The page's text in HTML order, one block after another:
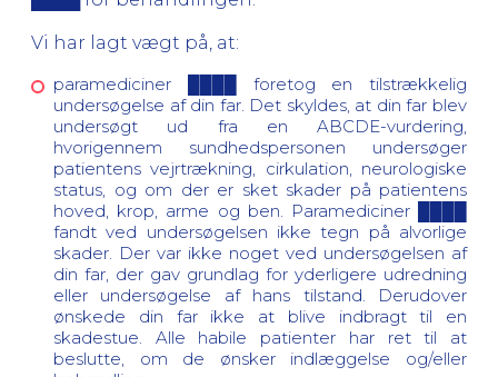
Vi har lagt vægt på, at:
paramediciner ████ foretog en tilstrækkelig
undersøgelse af din far. Det skyldes, at din far blev
undersøgt ud fra en ABCDE-vurdering,
hvorigennem sundhedspersonen undersøger
patientens vejrtrækning, cirkulation, neurologiske
status, og om der er sket skader på patientens
hoved, krop, arme og ben. Paramediciner ████
fandt ved undersøgelsen ikke tegn på alvorlige
skader. Der var ikke noget ved undersøgelsen af
din far, der gav grundlag for yderligere udredning
eller undersøgelse af hans tilstand. Derudover
ønskede din far ikke at blive indbragt til en
skadestue. Alle habile patienter har ret til at
beslutte, om de ønsker indlæggelse og/eller